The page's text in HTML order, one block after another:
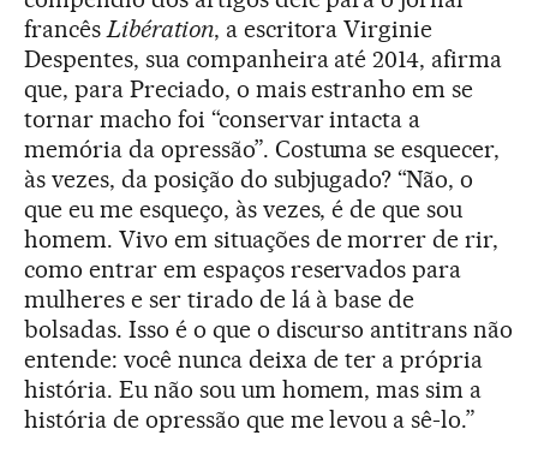
francês Libération, a escritora Virginie
Despentes, sua companheira até 2014, afirma
que, para Preciado, o mais estranho em se
tornar macho foi “conservar intacta a
memória da opressão”. Costuma se esquecer,
às vezes, da posição do subjugado? “Não, o
que eu me esqueço, às vezes, é de que sou
homem. Vivo em situações de morrer de rir,
como entrar em espaços reservados para
mulheres e ser tirado de lá à base de
bolsadas. Isso é o que o discurso antitrans não
entende: você nunca deixa de ter a própria
história. Eu não sou um homem, mas sim a
história de opressão que me levou a sê-lo.”